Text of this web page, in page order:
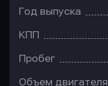
Год выпуска
КПП
Пробег
Объем двигателя